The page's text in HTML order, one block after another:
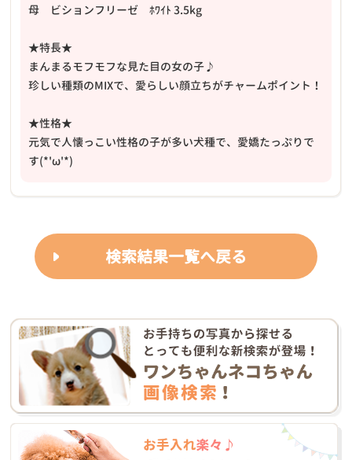
母 ビションフリーゼ ﾎﾜｲﾄ 3.5kg
★特長★
まんまるモフモフな見た目の女の子♪
珍しい種類のMIXで、愛らしい顔立ちがチャームポイント！
★性格★
元気で人懐っこい性格の子が多い犬種で、愛嬌たっぷりで
す(*'ω'*)
検索結果一覧へ戻る